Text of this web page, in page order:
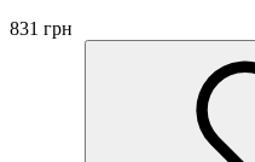
831 грн